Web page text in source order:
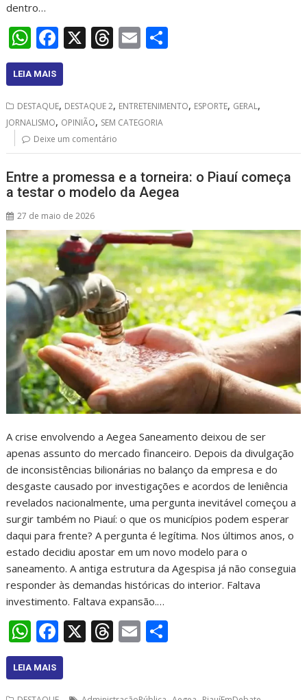
dentro…
W
h
at
s
A
p
p
F
ac
e
b
o
o
k
X T
a
d
s
E
l e
LEIA MAIS
DESTAQUE, DESTAQUE 2, ENTRETENIMENTO, ESPORTE, GERAL,
JORNALISMO, OPINIÃO, SEM CATEGORIA
Deixe um comentário
Entre a promessa e a torneira: o Piauí começa
a testar o modelo da Aegea
27 de maio de 2026
A crise envolvendo a Aegea Saneamento deixou de ser
apenas assunto do mercado financeiro. Depois da divulgação
de inconsistências bilionárias no balanço da empresa e do
desgaste causado por investigações e acordos de leniência
revelados nacionalmente, uma pergunta inevitável começou a
surgir também no Piauí: o que os municípios podem esperar
daqui para frente? A pergunta é legítima. Nos últimos anos, o
estado decidiu apostar em um novo modelo para o
saneamento. A antiga estrutura da Agespisa já não conseguia
responder às demandas históricas do interior. Faltava
investimento. Faltava expansão.…
W
h
at
F
ac
e
X T E
LEIA MAIS